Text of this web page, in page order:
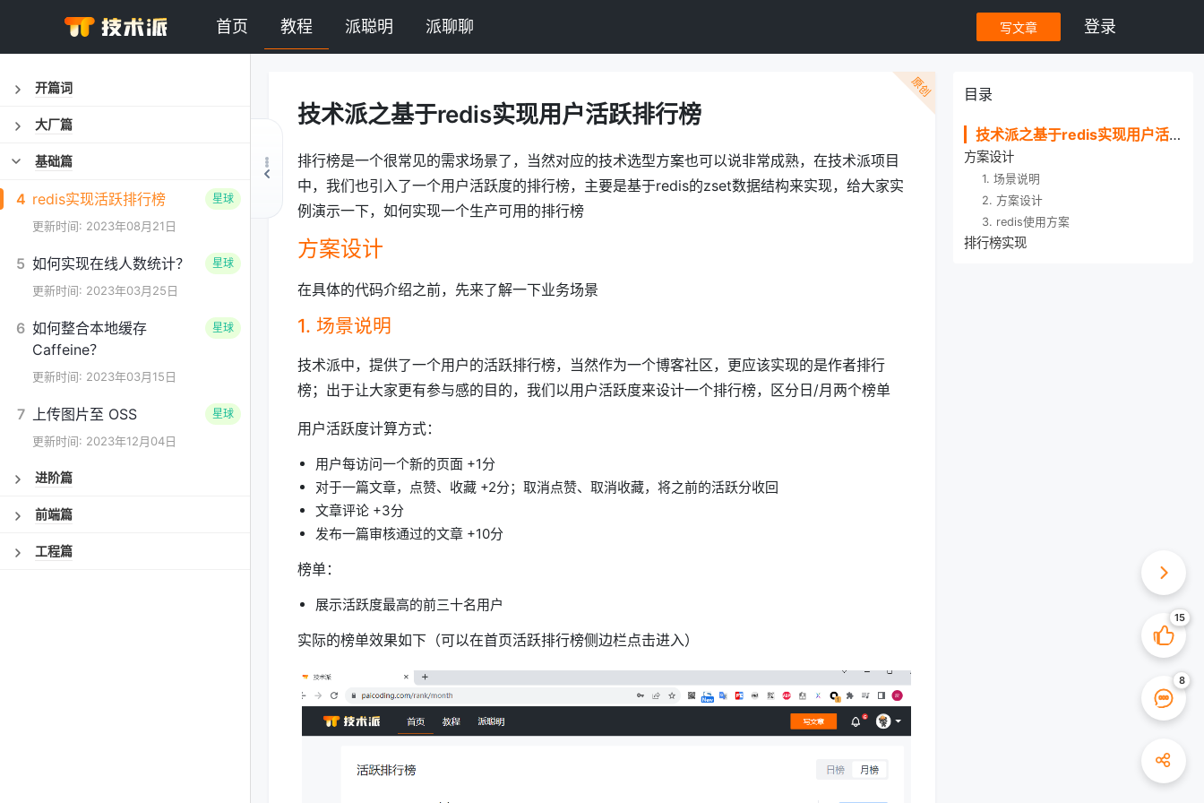
首页 教程 派聪明 派聊聊 写文章 登录
开篇词
大厂篇
基础篇
4 redis实现活跃排行榜
更新时间: 2023年08月21日
星球
5 如何实现在线人数统计？
更新时间: 2023年03月25日
星球
6 如何整合本地缓存
Caffeine？
更新时间: 2023年03月15日
星球
7 上传图片至 OSS
更新时间: 2023年12月04日
星球
进阶篇
前端篇
工程篇
原创
技术派之基于redis实现用户活跃排行榜
排行榜是一个很常见的需求场景了，当然对应的技术选型方案也可以说非常成熟，在技术派项目
中，我们也引入了一个用户活跃度的排行榜，主要是基于redis的zset数据结构来实现，给大家实
例演示一下，如何实现一个生产可用的排行榜
方案设计
在具体的代码介绍之前，先来了解一下业务场景
1. 场景说明
技术派中，提供了一个用户的活跃排行榜，当然作为一个博客社区，更应该实现的是作者排行
榜；出于让大家更有参与感的目的，我们以用户活跃度来设计一个排行榜，区分日/月两个榜单
用户活跃度计算方式：
用户每访问一个新的页面 +1分
对于一篇文章，点赞、收藏 +2分；取消点赞、取消收藏，将之前的活跃分收回
文章评论 +3分
发布一篇审核通过的文章 +10分
榜单：
展示活跃度最高的前三十名用户
实际的榜单效果如下（可以在首页活跃排行榜侧边栏点击进入）
目录
技术派之基于redis实现用户活跃排行榜
方案设计
1. 场景说明
2. 方案设计
3. redis使用方案
排行榜实现